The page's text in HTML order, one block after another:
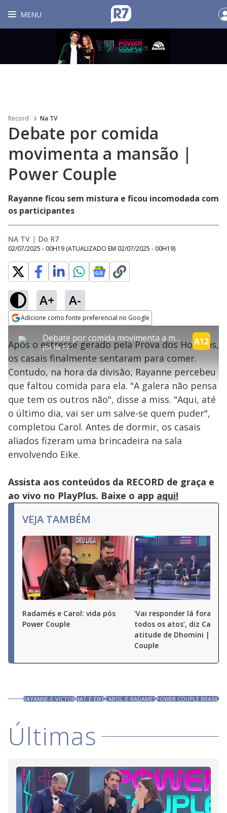
MENU
Record Na TV
Debate por comida
movimenta a mansão |
Power Couple
Rayanne ficou sem mistura e ficou incomodada com
os participantes
NA TV | Do R7
02/07/2025 - 00H19 (ATUALIZADO EM 02/07/2025 - 00H19)
A+ A-
Adicione como fonte preferencial no Google
a
modal
window.
modal
be
closed
by
the
key
activating
close
explore
Conteúdo bloqueado
Lamentamos, mas o vídeo que está tentando assisitr é de exibição
exclusiva em território brasileiro :-(
Debate por comida movimenta a mansão | Power Couple
porNa TV
A12
Após o estresse gerado pela Prova dos Homens,
os casais finalmente sentaram para comer.
Contudo, na hora da divisão, Rayanne percebeu
que faltou comida para ela. "A galera não pensa
que tem os outros não", disse a miss. "Aqui, até
o último dia, vai ser um salve-se quem puder",
completou Carol. Antes de dormir, os casais
aliados fizeram uma brincadeira na sala
envolvendo Eike.
Assista aos conteúdos da RECORD de graça e
ao vivo no PlayPlus. Baixe o app aqui!
VEJA TAMBÉM
Radamés e Carol: vida pós
Power Couple
‘Vai responder lá fora por
todos os atos’, diz Carol
atitude de Dhomini |
Couple
RAYANNE-E-VICTORNAT-E-EIKECAROL-E-RADAMESPOWER COUPLE BRASIL
Últimas